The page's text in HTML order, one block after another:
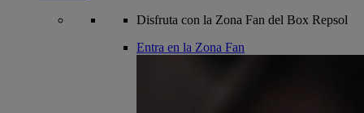
Disfruta con la Zona Fan del Box Repsol
Entra en la Zona Fan